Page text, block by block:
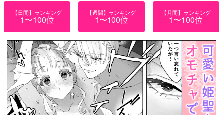
【日間】ランキング
1〜100位
【週間】ランキング
1〜100位
【月間】ランキング
1〜100位